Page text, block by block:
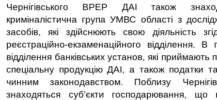
Чернігівського ВРЕР ДАІ також
криміналістична група УМВС області з
засобів, які здійснюють свою діяльність
реєстраційно-екзаменаційного відділення.
відділення банківських установ, які приймають
спеціальну продукцію ДАІ, а також податки
чинним законодавством. Поблизу
знаходяться суб’єкти господарювання,